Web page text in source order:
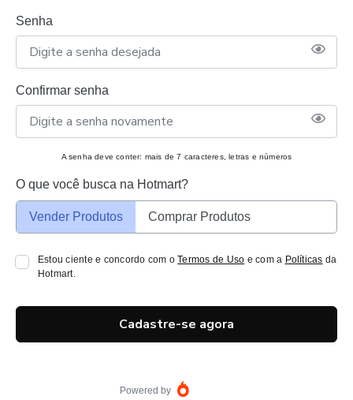
Senha
Confirmar senha
A senha deve conter: mais de 7 caracteres, letras e números
O que você busca na Hotmart?
Vender Produtos Comprar Produtos
Estou ciente e concordo com oTermos de Uso e com a Políticas da
Hotmart.
Cadastre-se agora
Powered by